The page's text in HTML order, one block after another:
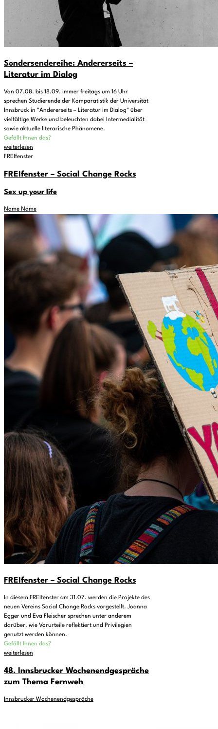
Sondersendereihe: Andererseits –
Literatur im Dialog
Von 07.08. bis 18.09. immer freitags um 16 Uhr
sprechen Studierende der Komparatistik der Universität
Innsbruck in "Andererseits – Literatur im Dialog" über
vielfältige Werke und beleuchten dabei Intermedialität
sowie aktuelle literarische Phänomene.
Gefällt Ihnen das?
weiterlesen
FREIfenster
FREIfenster – Social Change Rocks
Sex up your life
Name Name
FREIfenster – Social Change Rocks
In diesem FREIfenster am 31.07. werden die Projekte des
neuen Vereins Social Change Rocks vorgestellt. Joanna
Egger und Eva Fleischer sprechen unter anderem
darüber, wie Vorurteile reflektiert und Privilegien
genutzt werden können.
Gefällt Ihnen das?
weiterlesen
48. Innsbrucker Wochenendgespräche
zum Thema Fernweh
Innsbrucker Wochenendgespräche